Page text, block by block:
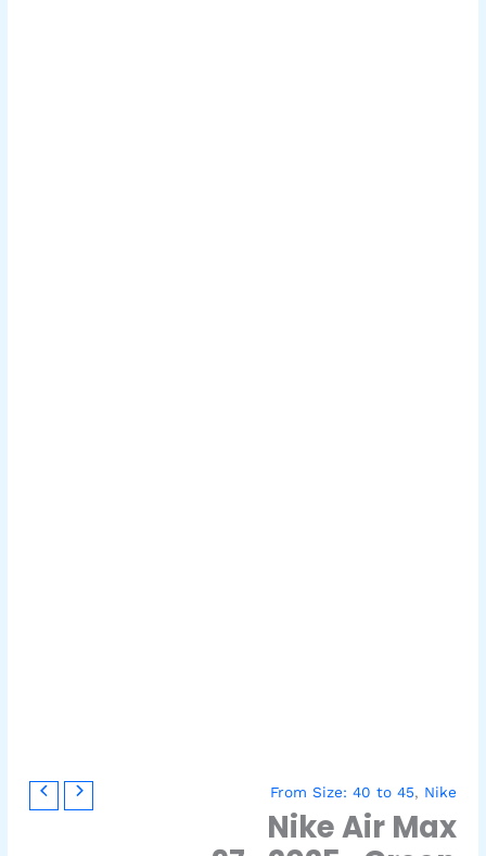
From Size: 40 to 45, Nike
Nike Air Max
السعر
الأصلي
هو:
السعر
الحالي
هو:
كمية
Nike
Air